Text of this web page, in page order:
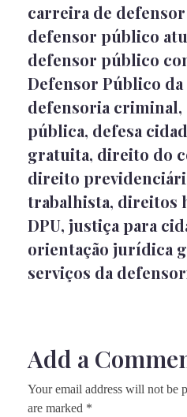
carreira de
defensor público
defensor público
Defensor Público da
defensoria criminal,
pública, defesa
gratuita, direito do
direito
trabalhista, direitos
DPU, justiça para
orientação jurídica
serviços da
Add a
Your email address will not be
are marked *